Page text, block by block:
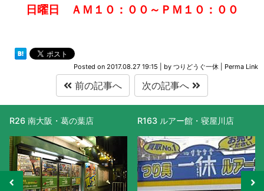
日曜日 ＡＭ１０：００～ＰＭ１０：００
Posted on 2017.08.27 19:15 by つりどうぐ一休 Perma Link
前の記事へ 次の記事へ
R26 南大阪・葛の葉店 R163 ルアー館・寝屋川店